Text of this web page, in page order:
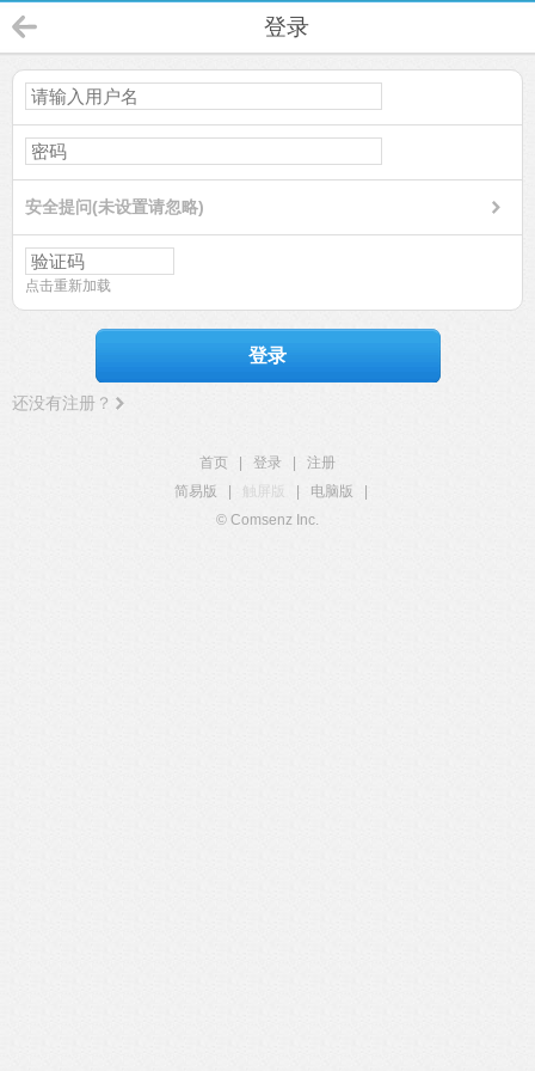
登录
安全提问(未设置请忽略)
点击重新加载
登录
还没有注册？
首页 登录
注册
简易版
触屏版 电脑版
© Comsenz Inc.